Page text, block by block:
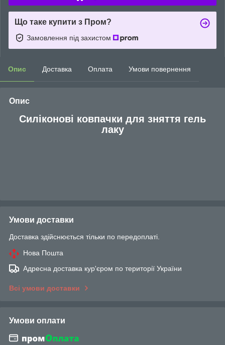
Що таке купити з Пром?
Замовлення під захистом
Опис Доставка Оплата Умови повернення
Опис
Силіконові ковпачки для зняття гель
лаку
Умови доставки
Доставка здійснюється тільки по передоплаті.
Нова Пошта
Адресна доставка кур'єром по території України
Всі умови доставки
Умови оплати